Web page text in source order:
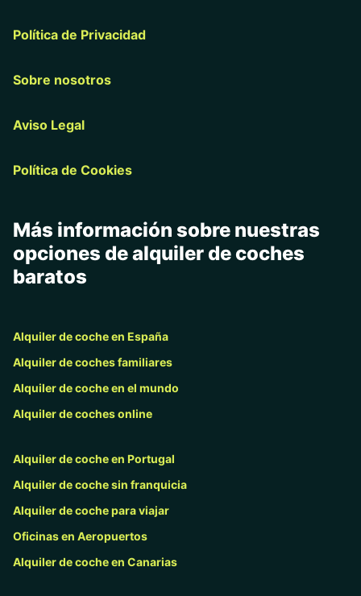
Política de Privacidad
Sobre nosotros
Aviso Legal
Política de Cookies
Más información sobre nuestras
opciones de alquiler de coches
baratos
Alquiler de coche en España
Alquiler de coches familiares
Alquiler de coche en el mundo
Alquiler de coches online
Alquiler de coche en Portugal
Alquiler de coche sin franquicia
Alquiler de coche para viajar
Oficinas en Aeropuertos
Alquiler de coche en Canarias